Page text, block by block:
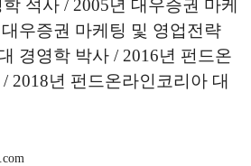
석사 / 2005년 대우증권 마케
우증권 마케팅 및 영업전략
경영학 박사 / 2016년 펀드온
2018년 펀드온라인코리아 대